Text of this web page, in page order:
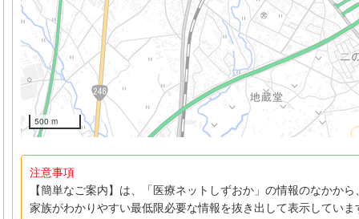
500 m
注意事項
【簡単なご案内】は、「医療ネットしずおか」の情報のなかか
家族がわかりやすい最低限必要な情報を抜き出して表示していま